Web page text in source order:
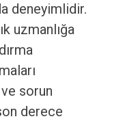
deneyimlidir.
uzmanlığa
sorun
derece